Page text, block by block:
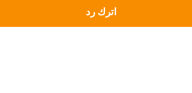
اترك رد